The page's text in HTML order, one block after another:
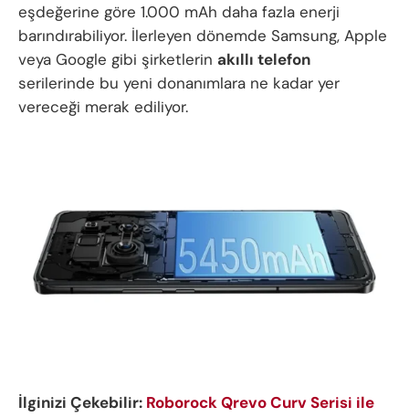
eşdeğerine göre 1.000 mAh daha fazla enerji
barındırabiliyor. İlerleyen dönemde Samsung, Apple
veya Google gibi şirketlerin akıllı telefon
serilerinde bu yeni donanımlara ne kadar yer
vereceği merak ediliyor.
İlginizi Çekebilir: Roborock Qrevo Curv Serisi ile